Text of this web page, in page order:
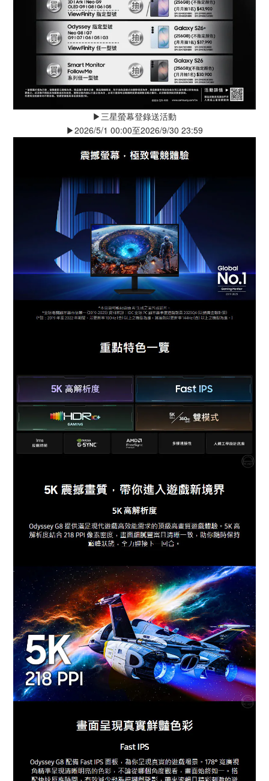
▶️三星螢幕登錄送活動
▶️2026/5/1 00:00至2026/9/30 23:59